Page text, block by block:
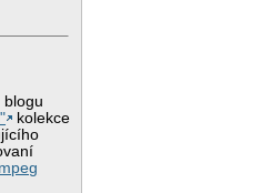
blogu
kolekce